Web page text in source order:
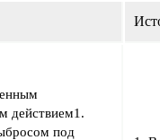
действием1.
под